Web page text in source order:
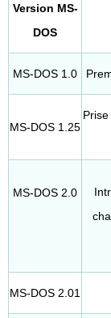
Version MS-
DOS
MS-DOS 1.0
MS-DOS 1.25
MS-DOS 2.0
MS-DOS 2.01